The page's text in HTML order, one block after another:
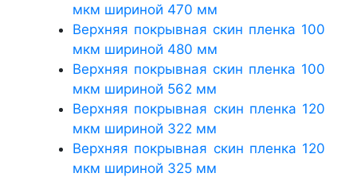
мкм шириной 470 мм
Верхняя покрывная скин пленка 100
мкм шириной 480 мм
Верхняя покрывная скин пленка 100
мкм шириной 562 мм
Верхняя покрывная скин пленка 120
мкм шириной 322 мм
Верхняя покрывная скин пленка 120
мкм шириной 325 мм